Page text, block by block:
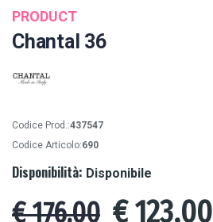
PRODUCT
Chantal 36
Codice Prod.:437547
Codice Articolo:690
Disponibilità: Disponibile
€ 176,00 €123,00